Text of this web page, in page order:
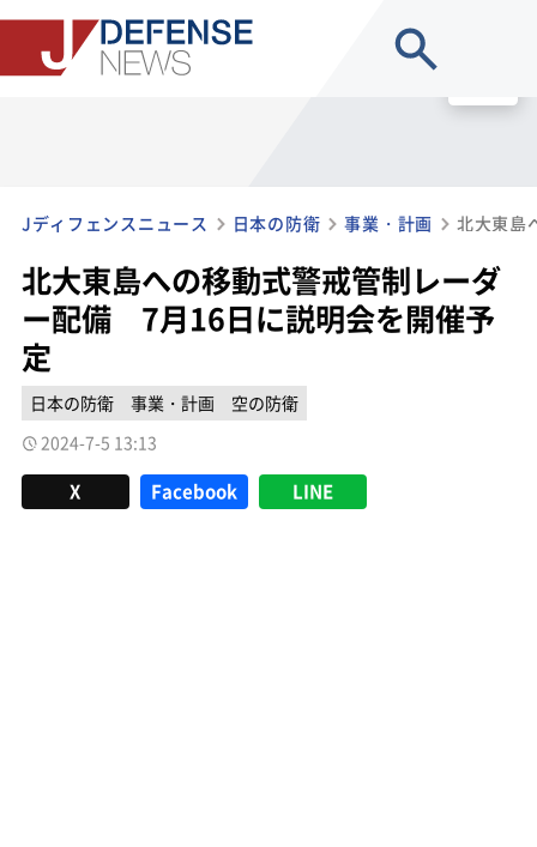
Jディフェンスニュース 日本の防衛 事業・計画
北大東島への移動式警戒管制レーダ
ー配備 7月16日に説明会を開催予
定
日本の防衛 事業・計画
空の防衛
2024-7-5 13:13
X Facebook LINE